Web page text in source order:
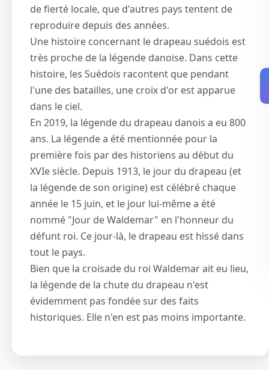
de fierté locale, que d'autres pays tentent de
reproduire depuis des années.
Une histoire concernant le drapeau suédois est
très proche de la légende danoise. Dans cette
histoire, les Suédois racontent que pendant
l'une des batailles, une croix d'or est apparue
dans le ciel.
En 2019, la légende du drapeau danois a eu 800
ans. La légende a été mentionnée pour la
première fois par des historiens au début du
XVIe siècle. Depuis 1913, le jour du drapeau (et
la légende de son origine) est célébré chaque
année le 15 juin, et le jour lui-même a été
nommé "Jour de Waldemar" en l'honneur du
défunt roi. Ce jour-là, le drapeau est hissé dans
tout le pays.
Bien que la croisade du roi Waldemar ait eu lieu,
la légende de la chute du drapeau n'est
évidemment pas fondée sur des faits
historiques. Elle n'en est pas moins importante.